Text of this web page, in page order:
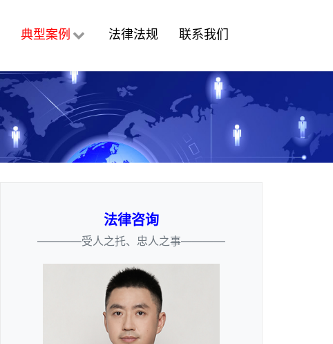
典型案例 法律法规 联系我们
法律咨询
————受人之托、忠人之事————